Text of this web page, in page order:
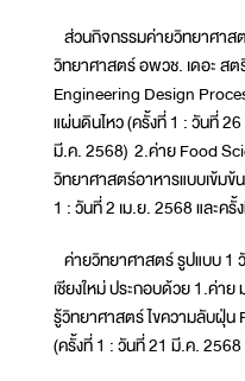
ส่วนกิจกรรมค่ายวิทยาศา
วิทยาศาสตร์ อพวช. เดอะ ส
Engineering Design
แผ่นดินไหว (ครั้งที่ 1 : วันที่
มี.ค. 2568) 2.ค่าย Food
วิทยาศาสตร์อาหารแบบเข้มข้
1 : วันที่ 2 เม.ย. 2568 และค
ค่ายวิทยาศาสตร์ รูปแบบ
เชียงใหม่ ประกอบด้วย 1.ค่า
รู้วิทยาศาสตร์ ไขความลับฝุ่น
(ครั้งที่ 1 : วันที่ 21 มี.ค.